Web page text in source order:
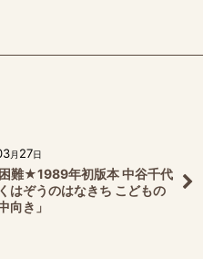
月 27日
難★1989年初版本 中谷千代
はぞうのはなきち こどもの
向き」